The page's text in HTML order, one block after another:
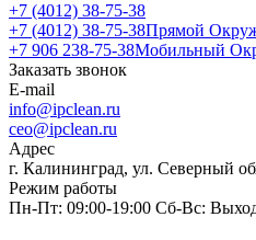
+7 (4012) 38-75-38
+7 (4012) 38-75-38Прямой
+7 906 238-75-38Мобильный
Заказать звонок
E-mail
info@ipclean.ru
ceo@ipclean.ru
Адрес
г. Калининград, ул. Северный
Режим работы
Пн-Пт: 09:00-19:00 Сб-Вс: